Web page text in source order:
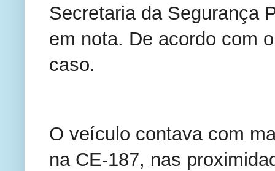
Secretaria da Segurança
em nota. De acordo com
caso.
O veículo contava com
na CE-187, nas